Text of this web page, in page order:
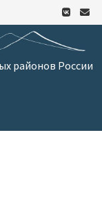
районов России